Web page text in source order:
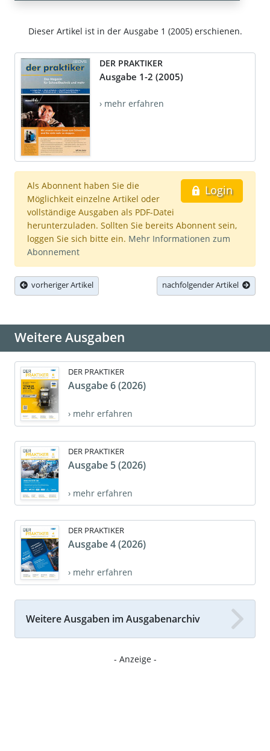
Dieser Artikel ist in der Ausgabe 1 (2005) erschienen.
DER PRAKTIKER
Ausgabe 1-2 (2005)
› mehr erfahren
Login
Als Abonnent haben Sie die
Möglichkeit einzelne Artikel oder
vollständige Ausgaben als PDF-Datei
herunterzuladen. Sollten Sie bereits Abonnent sein,
loggen Sie sich bitte ein. Mehr Informationen zum
Abonnement
vorheriger Artikel nachfolgender Artikel
Weitere Ausgaben
DER PRAKTIKER
Ausgabe 6 (2026)
› mehr erfahren
DER PRAKTIKER
Ausgabe 5 (2026)
› mehr erfahren
DER PRAKTIKER
Ausgabe 4 (2026)
› mehr erfahren
Weitere Ausgaben im Ausgabenarchiv
- Anzeige -